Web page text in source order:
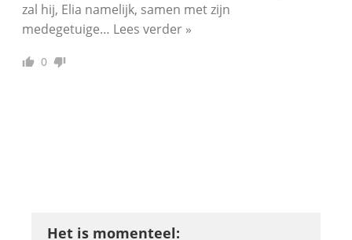
zal hij, Elia namelijk, samen met zijn
medegetuige… Lees verder »
0
Het is momenteel: